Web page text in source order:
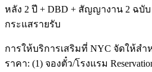
หลัง 2 ปี + DBD + สัญญางาน 2 ฉบั
กระแสรายรับ
การให้บริการเสริมที่ NYC จัดให้ส
ราคา: (1) จองตั๋ว/โรงแรม